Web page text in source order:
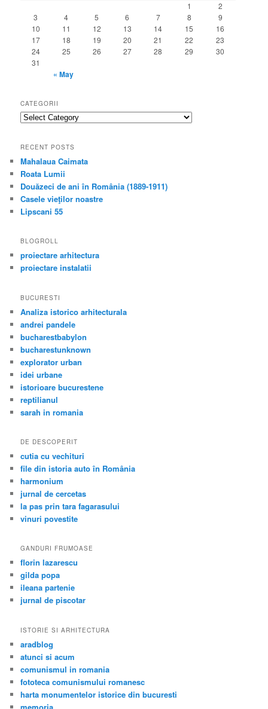
1
2
3
4 5 6 7 8
9
10
11 12 13 14 15
16
17
18 19 20 21 22
23
24
25 26 27 28 29
30
31
« May
CATEGORII
categorii
RECENT POSTS
Mahalaua Caimata
Roata Lumii
Douăzeci de ani în România (1889-1911)
Casele vieţilor noastre
Lipscani 55
BLOGROLL
proiectare arhitectura
proiectare instalatii
BUCURESTI
Analiza istorico arhitecturala
andrei pandele
bucharestbabylon
bucharestunknown
explorator urban
idei urbane
istorioare bucurestene
reptilianul
sarah in romania
DE DESCOPERIT
cutia cu vechituri
file din istoria auto în România
harmonium
jurnal de cercetas
la pas prin tara fagarasului
vinuri povestite
GANDURI FRUMOASE
florin lazarescu
gilda popa
ileana partenie
jurnal de piscotar
ISTORIE SI ARHITECTURA
aradblog
atunci si acum
comunismul in romania
fototeca comunismului romanesc
harta monumentelor istorice din bucuresti